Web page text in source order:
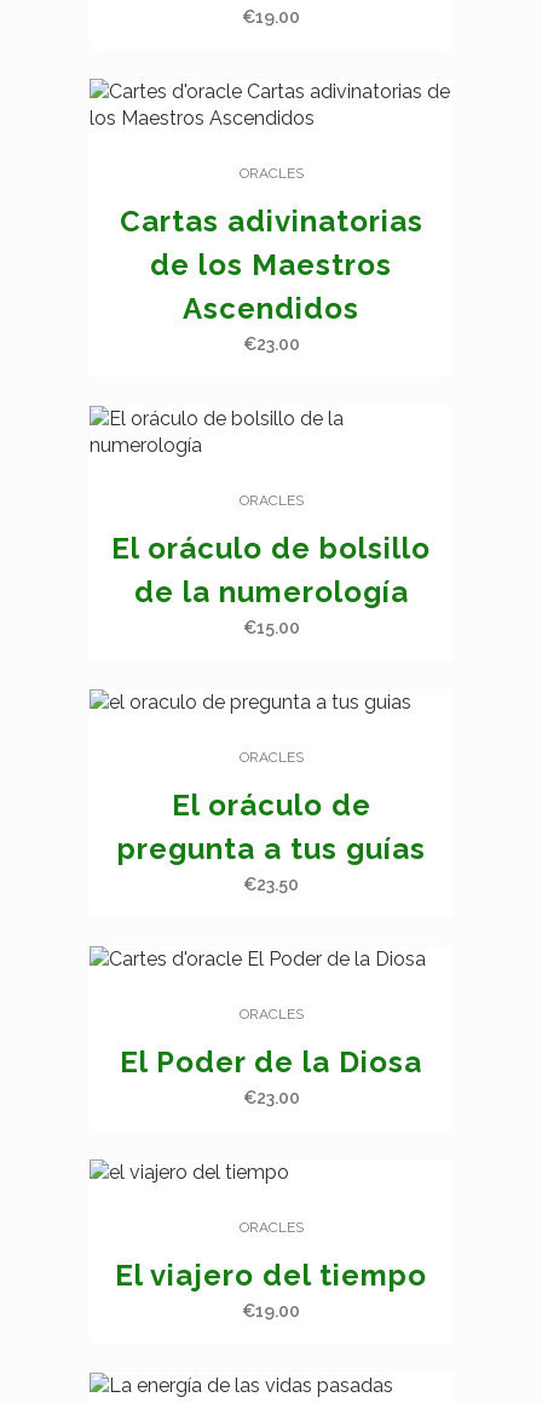
€19.00
ORACLES
Cartas adivinatorias
de los Maestros
Ascendidos
€23.00
ORACLES
El oráculo de bolsillo
de la numerología
€15.00
ORACLES
El oráculo de
pregunta a tus guías
€23.50
ORACLES
El Poder de la Diosa
€23.00
ORACLES
El viajero del tiempo
€19.00